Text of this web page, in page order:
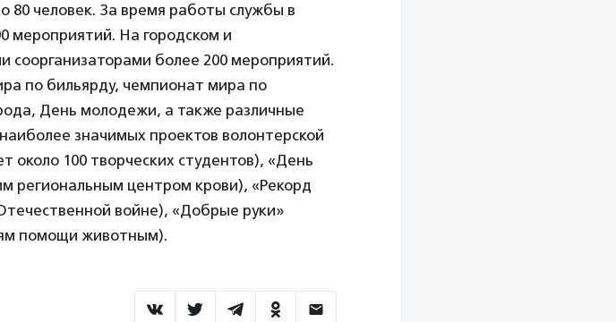
80 человек. За время работы службы в
мероприятий. На городском и
соорганизаторами более 200 мероприятий.
по бильярду, чемпионат мира по
День молодежи, а также различные
значимых проектов волонтерской
около 100 творческих студентов), «День
региональным центром крови), «Рекорд
войне), «Добрые руки»
помощи животным).